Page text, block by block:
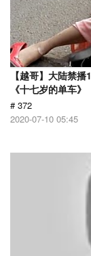
【越哥】大陆禁
《十七岁的单车》
# 372
2020-07-10 05:45